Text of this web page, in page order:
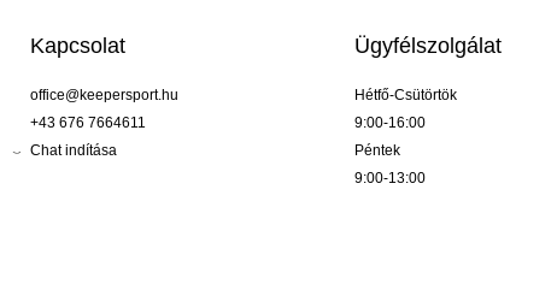
Kapcsolat
office@keepersport.hu
+43 676 7664611
Chat indítása
Ügyfélszolgálat
Hétfő-Csütörtök
9:00-16:00
Péntek
9:00-13:00